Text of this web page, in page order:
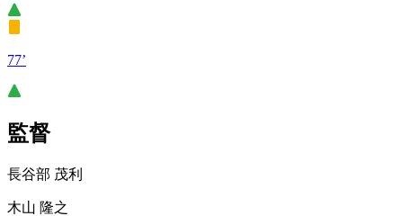
77’
監督
長谷部 茂利
木山 隆之